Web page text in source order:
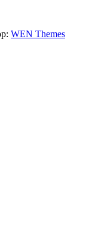
WEN Themes